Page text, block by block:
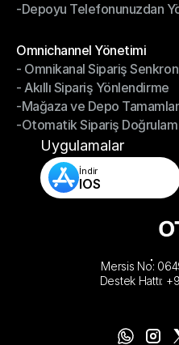
-Stoklarınızı Kontrol
-Depoyu Telefonunuzdan
Omnichannel Yönetimi
Omnichannel Yönetimi
- Omnikanal Sipariş
- Omnikanal Sipariş
- Akıllı Sipariş Yönlendirme
- Akıllı Sipariş Yönlendirme
-Mağaza ve Depo
-Mağaza ve Depo
-Otomatik Sipariş
-Otomatik Sipariş
Uygulamalar
İndir
IOS
Mersis No:
Destek Hattı: